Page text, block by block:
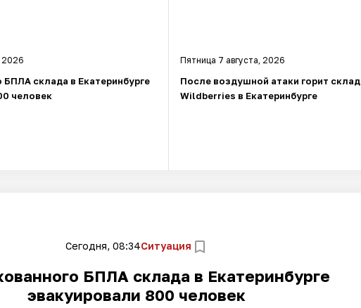
2026
БПЛА склада в Екатеринбурге
человек
Пятница 7 августа, 2026
После воздушной атаки горит склад
Wildberries в Екатеринбурге
Сегодня, 08:34Ситуация
БПЛА склада в Екатеринбурге
эвакуировали 800 человек